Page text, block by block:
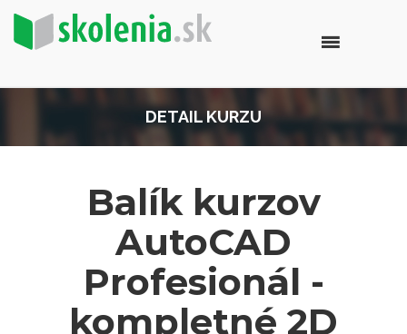
DETAIL KURZU
Balík kurzov
AutoCAD
Profesionál -
kompletné 2D